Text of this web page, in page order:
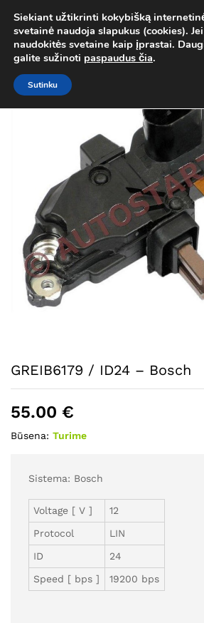
Atgal įKategorija
GREIB6179 / ID24 – Bosch
55.00 €
Būsena: Turime
Sistema: Bosch
Voltage [ V ]
12
Protocol
LIN
ID
24
Speed [ bps ]
19200 bps
Siekiant užtikrinti kokybišką
svetainė naudoja slapukus (cookies).
naudokitės svetaine kaip įprastai.
galite sužinoti paspaudus čia.
Sutinku